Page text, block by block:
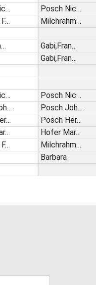
Posch Nic…
Milchrahm…
Gabi,Fran…
Gabi,Fran…
Posch Nic…
Posch Joh…
Posch Her…
Hofer Mar…
Milchrahm…
Barbara